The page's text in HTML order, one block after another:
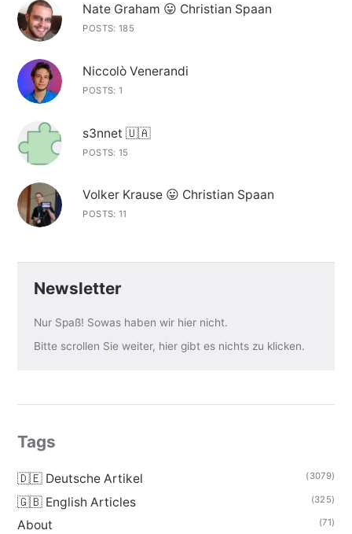
Nate Graham 😛 Christian Spaan
POSTS: 185
Niccolò Venerandi
POSTS: 1
s3nnet 🇺🇦
POSTS: 15
Volker Krause 😛 Christian Spaan
POSTS: 11
Newsletter
Nur Spaß! Sowas haben wir hier nicht.
Bitte scrollen Sie weiter, hier gibt es nichts zu klicken.
Tags
🇩🇪 Deutsche Artikel (3079)
🇬🇧 English Articles (325)
About (71)